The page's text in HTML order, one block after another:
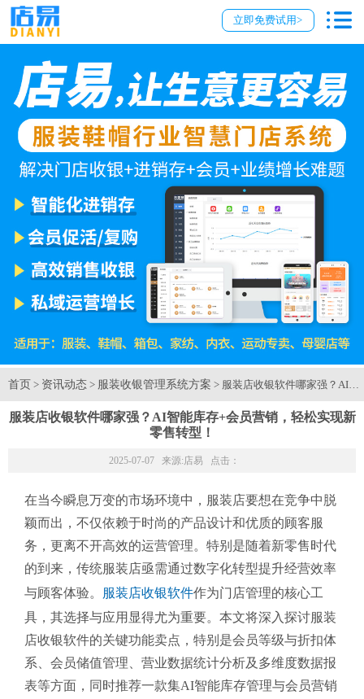
立即免费试用>
首页 > 资讯动态 > 服装收银管理系统方案 > 服装店收银软件哪家强？AI
服装店收银软件哪家强？AI智能库存+会员营销，轻松实现新
零售转型！
2025-07-07 来源:店易 点击：
在当今瞬息万变的市场环境中，服装店要想在竞争中脱
颖而出，不仅依赖于时尚的产品设计和优质的顾客服
务，更离不开高效的运营管理。特别是随着新零售时代
的到来，传统服装店亟需通过数字化转型提升经营效率
与顾客体验。
服装店收银软件作为门店管理的核心工
具，其选择与应用显得尤为重要。本文将深入探讨服装
店收银软件的关键功能卖点，特别是会员等级与折扣体
系、会员储值管理、营业数据统计分析及多维度数据报
表等方面，同时推荐一款集AI智能库存管理与会员营销